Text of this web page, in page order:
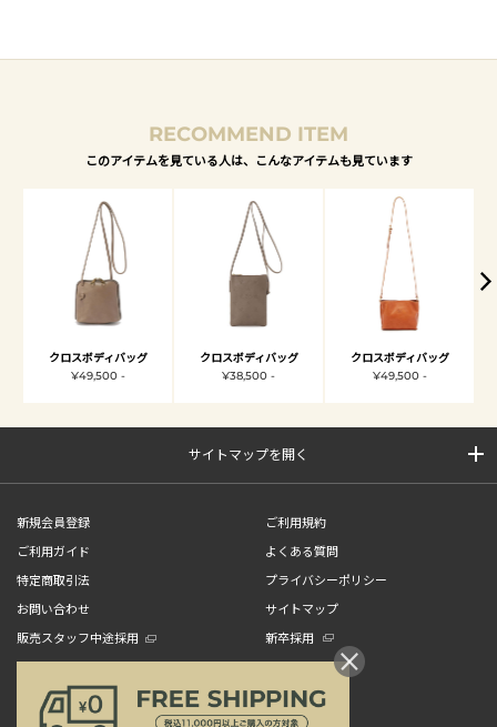
RECOMMEND ITEM
このアイテムを見ている人は、こんなアイテムも見ています
クロスボディバッグ
¥49,500 -
クロスボディバッグ
¥38,500 -
クロスボディバッグ
¥49,500 -
サイトマップを開く
新規会員登録
ご利用規約
ご利用ガイド
よくある質問
特定商取引法
プライバシーポリシー
お問い合わせ
サイトマップ
販売スタッフ中途採用
新卒採用